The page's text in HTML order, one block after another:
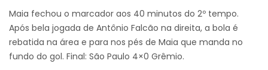
Maia fechou o marcador aos 40 minutos do 2º tempo.
Após bela jogada de Antônio Falcão na direita, a bola é
rebatida na área e para nos pés de Maia que manda no
fundo do gol. Final: São Paulo 4×0 Grêmio.